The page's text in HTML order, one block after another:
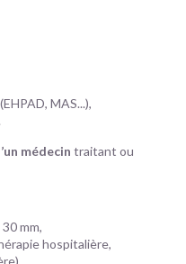
MAS...),
médecin traitant ou
mm,
hospitalière,